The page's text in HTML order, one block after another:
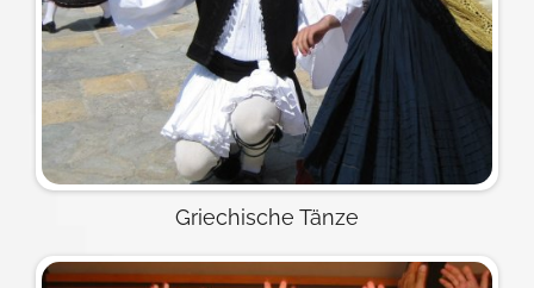
Griechische Tänze